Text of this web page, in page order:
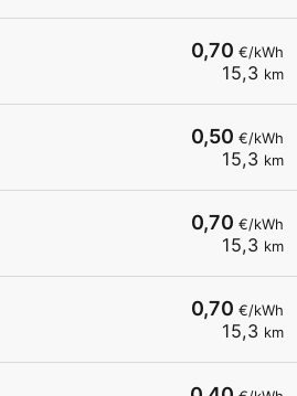
0,70 €/kWh
15,3 km
0,50 €/kWh
15,3 km
0,70 €/kWh
15,3 km
0,70 €/kWh
15,3 km